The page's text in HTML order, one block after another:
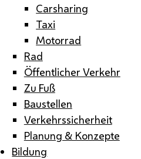
Carsharing
Taxi
Motorrad
Rad
Öffentlicher Verkehr
Zu Fuß
Baustellen
Verkehrssicherheit
Planung & Konzepte
Bildung